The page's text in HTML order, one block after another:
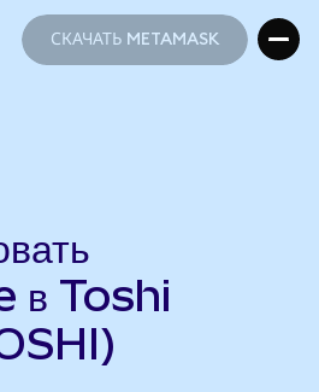
СКАЧАТЬ METAMASK
в Toshi